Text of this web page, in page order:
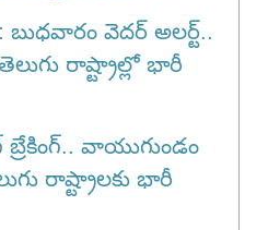
బుధవారం వెదర్ అలర్ట్..
రాష్ట్రాల్లో భారీ
బ్రేకింగ్.. వాయుగుండం
రాష్ట్రాలకు భారీ